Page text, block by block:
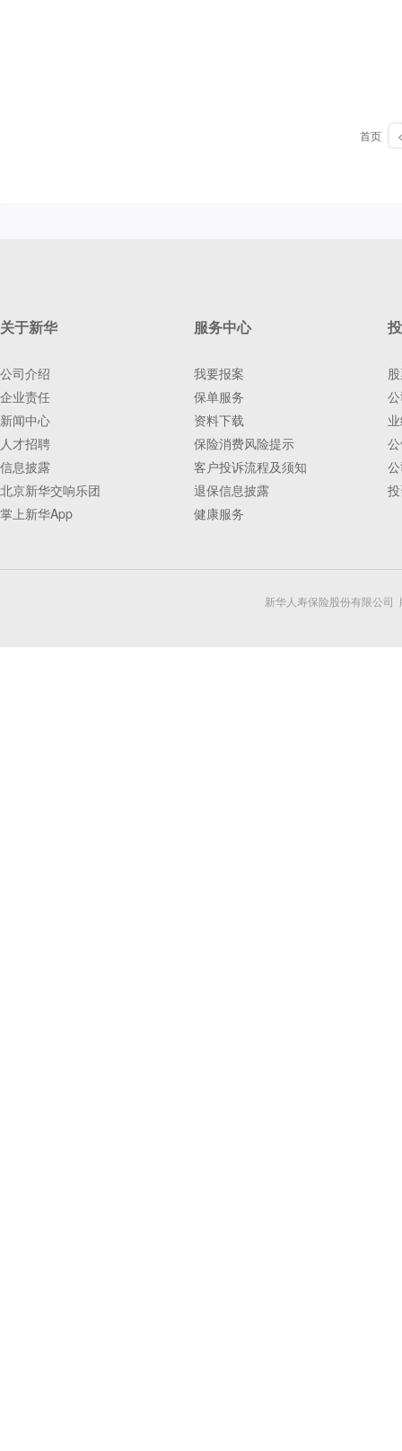
首页
关于新华
公司介绍
企业责任
新闻中心
人才招聘
信息披露
北京新华交响乐团
掌上新华App
服务中心
我要报案
保单服务
资料下载
保险消费风险提示
客户投诉流程及须知
退保信息披露
健康服务
新华人寿保险股份有限公